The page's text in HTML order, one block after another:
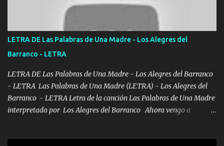
ahí está el Hombre Cuarenta y también Pariente 7 arreglan
cualquier problema no más es cuestión que ordené NOS HACE
FALTA UN HERMANO DE CLAVE ERA EL 24 SIEMPRE FUE UN
HOMBRE VALIENTE POR ALGO M'URIÓ PELEAND0 SIEMPRE
VIO POR LA FAMILIA PARA QUE SIGA EL LEGADO Es el DOS de
los HERMANOS un cerebro inteligente y com...
LETRA DE Las Palabras de Una Madre - Los Alegres del
Barranco - LETRA
LETRA DE Las Palabras de Una Madre - Los Alegres del Barranco
- LETRA Las Palabras de Una Madre (LETRA) - Los Alegres del
Barranco - LETRA Letra de la canción Las Palabras de Una Madre
interpretada por Los Alegres del Barranco Ahora vengo a